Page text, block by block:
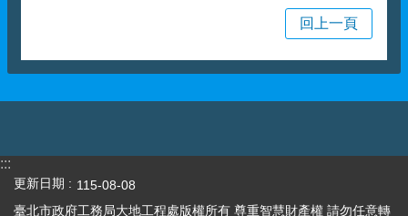
回上一頁
:::
更新日期
115-08-08
臺北市政府工務局大地工程處版權所有 尊重智慧財產權 請勿任意轉